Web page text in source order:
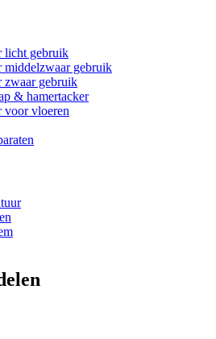
licht gebruik
middelzwaar gebruik
zwaar gebruik
& hamertacker
voor vloeren